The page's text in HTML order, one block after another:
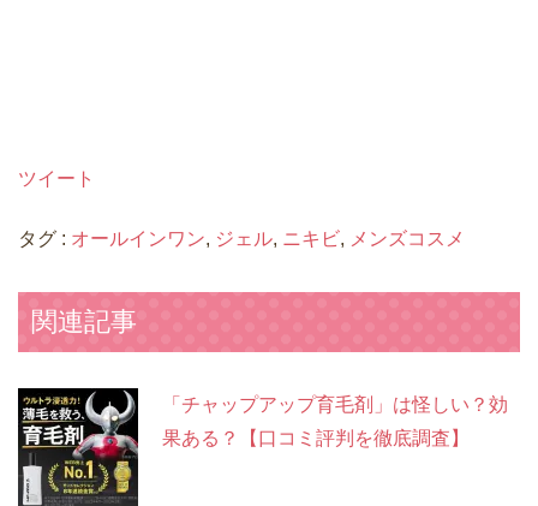
ツイート
タグ : オールインワン, ジェル, ニキビ, メンズコスメ
関連記事
「チャップアップ育毛剤」は怪しい？効
果ある？【口コミ評判を徹底調査】